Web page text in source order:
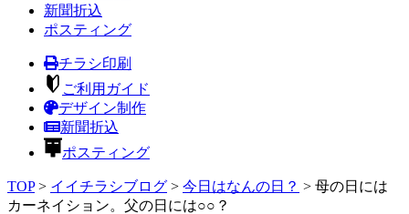
新聞折込
ポスティング
チラシ印刷
ご利用ガイド
デザイン制作
新聞折込
ポスティング
TOP> イイチラシブログ > 今日はなんの日？ > 母の日には
カーネイション。父の日には○○？